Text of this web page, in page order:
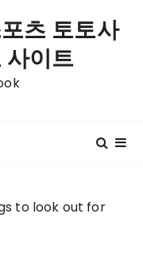
츠 토토사
사이트
to look out for